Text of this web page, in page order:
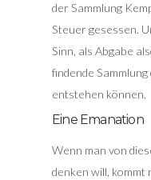
der Sammlung
Steuer gesessen.
Sinn, als Abgabe
findende
entstehen können.
Eine Emanation
Wenn man von
denken will,